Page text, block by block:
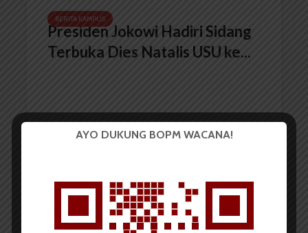
BERITA KAMPUS
Presiden Jokowi Hadiri Sidang
Terbuka Dies Natalis USU ke...
AYO DUKUNG BOPM WACANA!